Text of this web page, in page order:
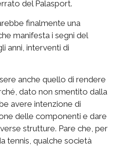
del Palasport.
finalmente una
manifesta i segni del
anni, interventi di
anche quello di rendere
dato non smentito dalla
avere intenzione di
delle componenti e dare
strutture. Pare che, per
tennis, qualche società